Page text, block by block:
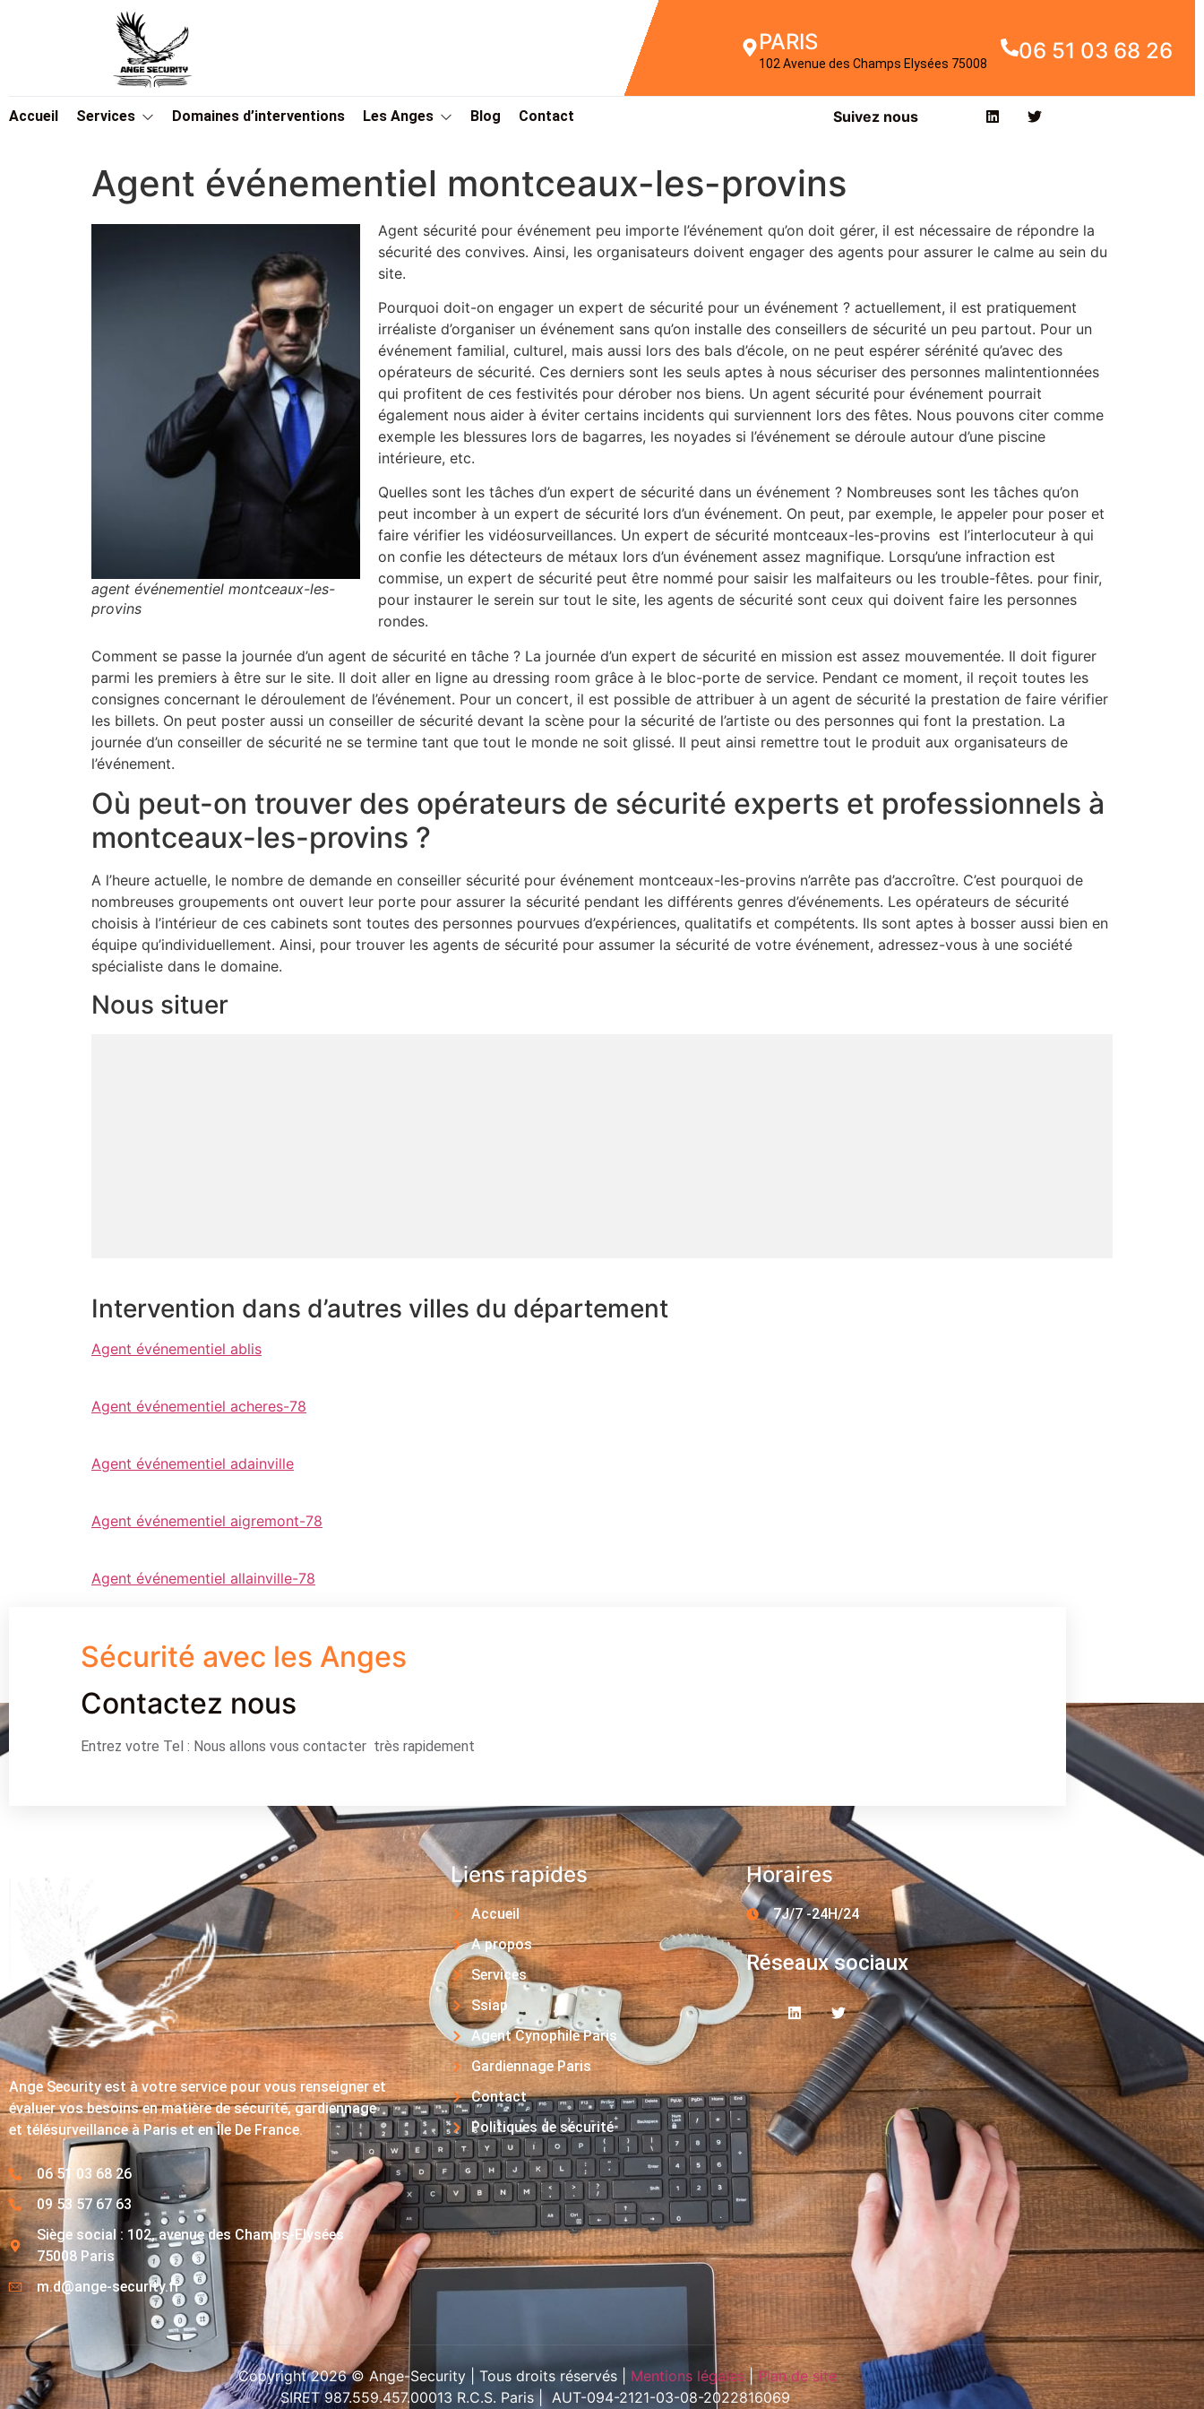
PARIS
102 Avenue des Champs Elysées 75008 06 51 03 68 26
Accueil Services Domaines d’interventions Les Anges Blog Contact Suivez nous
Agent événementiel montceaux-les-provins
agent événementiel montceaux-les-
provins
Agent sécurité pour événement peu importe l’événement qu’on doit gérer, il est nécessaire de répondre la
sécurité des convives. Ainsi, les organisateurs doivent engager des agents pour assurer le calme au sein du
site.
Pourquoi doit-on engager un expert de sécurité pour un événement ? actuellement, il est pratiquement
irréaliste d’organiser un événement sans qu’on installe des conseillers de sécurité un peu partout. Pour un
événement familial, culturel, mais aussi lors des bals d’école, on ne peut espérer sérénité qu’avec des
opérateurs de sécurité. Ces derniers sont les seuls aptes à nous sécuriser des personnes malintentionnées
qui profitent de ces festivités pour dérober nos biens. Un agent sécurité pour événement pourrait
également nous aider à éviter certains incidents qui surviennent lors des fêtes. Nous pouvons citer comme
exemple les blessures lors de bagarres, les noyades si l’événement se déroule autour d’une piscine
intérieure, etc.
Quelles sont les tâches d’un expert de sécurité dans un événement ? Nombreuses sont les tâches qu’on
peut incomber à un expert de sécurité lors d’un événement. On peut, par exemple, le appeler pour poser et
faire vérifier les vidéosurveillances. Un expert de sécurité montceaux-les-provins est l’interlocuteur à qui
on confie les détecteurs de métaux lors d’un événement assez magnifique. Lorsqu’une infraction est
commise, un expert de sécurité peut être nommé pour saisir les malfaiteurs ou les trouble-fêtes. pour finir,
pour instaurer le serein sur tout le site, les agents de sécurité sont ceux qui doivent faire les personnes
rondes.
Comment se passe la journée d’un agent de sécurité en tâche ? La journée d’un expert de sécurité en mission est assez mouvementée. Il doit figurer
parmi les premiers à être sur le site. Il doit aller en ligne au dressing room grâce à le bloc-porte de service. Pendant ce moment, il reçoit toutes les
consignes concernant le déroulement de l’événement. Pour un concert, il est possible de attribuer à un agent de sécurité la prestation de faire vérifier
les billets. On peut poster aussi un conseiller de sécurité devant la scène pour la sécurité de l’artiste ou des personnes qui font la prestation. La
journée d’un conseiller de sécurité ne se termine tant que tout le monde ne soit glissé. Il peut ainsi remettre tout le produit aux organisateurs de
l’événement.
Où peut-on trouver des opérateurs de sécurité experts et professionnels à
montceaux-les-provins ?
A l’heure actuelle, le nombre de demande en conseiller sécurité pour événement montceaux-les-provins n’arrête pas d’accroître. C’est pourquoi de
nombreuses groupements ont ouvert leur porte pour assurer la sécurité pendant les différents genres d’événements. Les opérateurs de sécurité
choisis à l’intérieur de ces cabinets sont toutes des personnes pourvues d’expériences, qualitatifs et compétents. Ils sont aptes à bosser aussi bien en
équipe qu’individuellement. Ainsi, pour trouver les agents de sécurité pour assumer la sécurité de votre événement, adressez-vous à une société
spécialiste dans le domaine.
Nous situer
Intervention dans d’autres villes du département
Agent événementiel ablis
Agent événementiel acheres-78
Agent événementiel adainville
Agent événementiel aigremont-78
Agent événementiel allainville-78
Sécurité avec les Anges
Contactez nous
Entrez votre Tel : Nous allons vous contacter très rapidement
Ange Security est à votre service pour vous renseigner et
évaluer vos besoins en matière de sécurité, gardiennage
et télésurveillance à Paris et en Île De France.
06 51 03 68 26
09 53 57 67 63
Siège social : 102, avenue des Champs-Elysées
75008 Paris
m.d@ange-security.fr
Liens rapides
Accueil
A propos
Services
Ssiap
Agent Cynophile Paris
Gardiennage Paris
Contact
Politiques de sécurité
Horaires
7J/7 -24H/24
Réseaux sociaux
Copyright 2026 © Ange-Security | Tous droits réservés | Mentions légales|Plan de site
SIRET 987.559.457.00013 R.C.S. Paris | AUT-094-2121-03-08-2022816069